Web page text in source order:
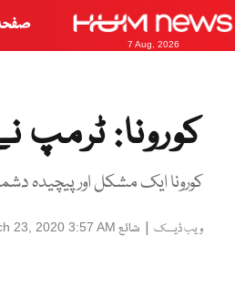
7 Aug, 2026
کورونا: ٹرمپ
کورونا ایک مشکل اور پیچیدہ
ویب ڈیسک | شائع 23, 2020 3:57 AM